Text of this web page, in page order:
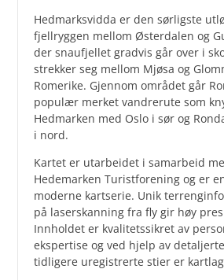
Hedmarksvidda er den sørligste
fjellryggen mellom Østerdalen og
der snaufjellet gradvis går over i
strekker seg mellom Mjøsa og
Romerike. Gjennom området går
populær merket vandrerute som
Hedmarken med Oslo i sør og
i nord.
Kartet er utarbeidet i samarbeid
Hedemarken Turistforening og er
moderne kartserie. Unik
på laserskanning fra fly gir høy
Innholdet er kvalitetssikret av
ekspertise og ved hjelp av
tidligere uregistrerte stier er